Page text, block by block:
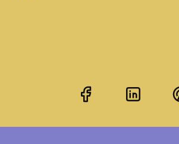
FacebookLinkedIn